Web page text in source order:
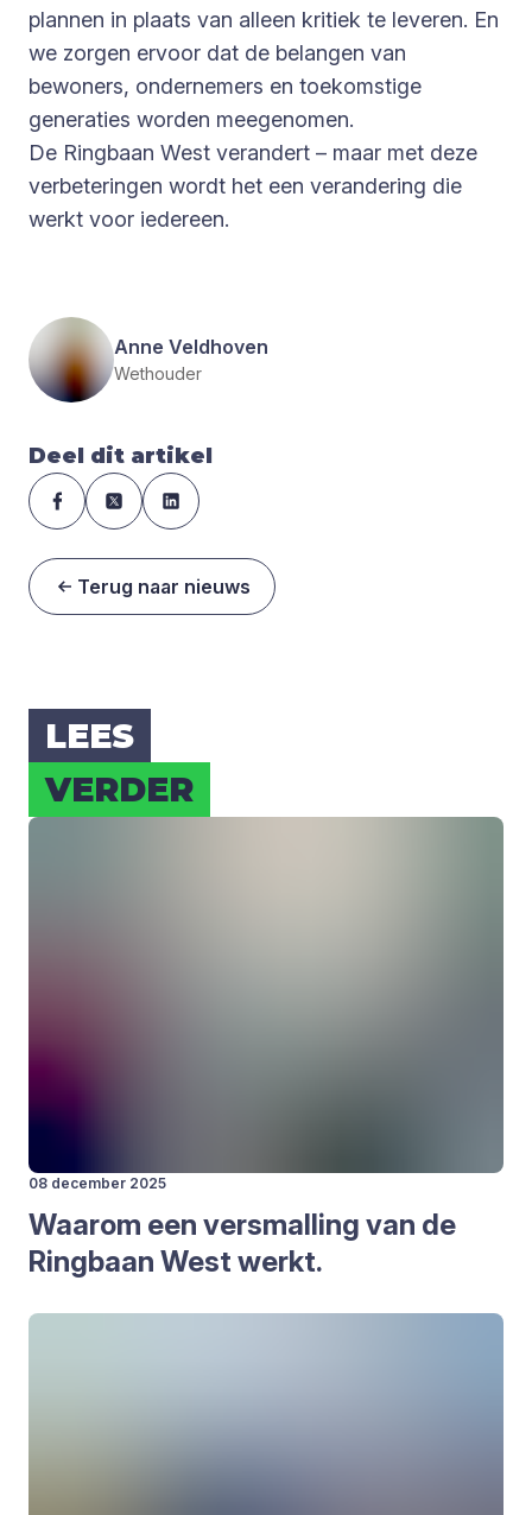
plannen in plaats van alleen kritiek te leveren. En
we zorgen ervoor dat de belangen van
bewoners, ondernemers en toekomstige
generaties worden meegenomen.
De Ringbaan West verandert – maar met deze
verbeteringen wordt het een verandering die
werkt voor iedereen.
Anne Veldhoven
Wethouder
Deel dit artikel
Terug naar nieuws
LEES
VER­DER
08 december 2025
Waar­om een ver­smal­ling van de
Ring­baan West werkt.